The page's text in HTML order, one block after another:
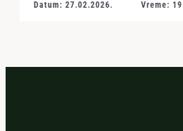
Datum: 27.02.2026. Vreme: